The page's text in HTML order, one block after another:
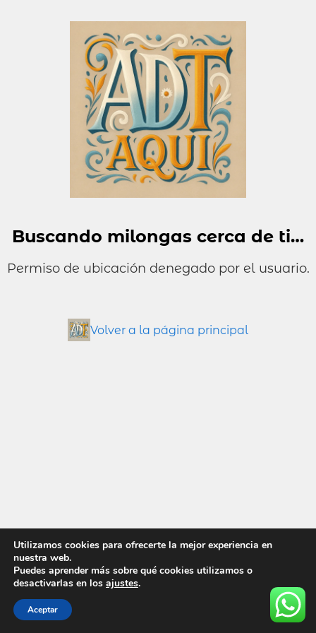
Buscando milongas cerca de ti…
Permiso de ubicación denegado por el usuario.
Volver a la página principal
Utilizamos cookies para ofrecerte la mejor experiencia en
nuestra web.
Puedes aprender más sobre qué cookies utilizamos o
desactivarlas en los ajustes.
Aceptar